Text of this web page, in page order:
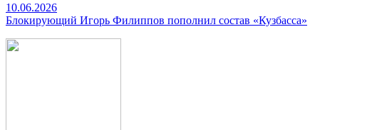
10.06.2026
Блокирующий Игорь Филиппов пополнил состав «Кузбасса»